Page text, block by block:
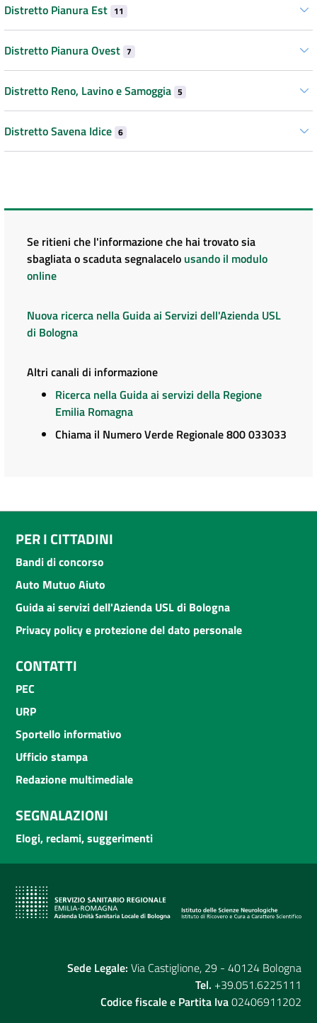
Distretto Pianura Est 11
Distretto Pianura Ovest 7
Distretto Reno, Lavino e Samoggia 5
Distretto Savena Idice 6
Se ritieni che l'informazione che hai trovato sia
sbagliata o scaduta segnalacelo usando il modulo
online
Nuova ricerca nella Guida ai Servizi dell'Azienda USL
di Bologna
Altri canali di informazione
Ricerca nella Guida ai servizi della Regione
Emilia Romagna
Chiama il Numero Verde Regionale 800 033033
PER I CITTADINI
Bandi di concorso
Auto Mutuo Aiuto
Guida ai servizi dell'Azienda USL di Bologna
Privacy policy e protezione del dato personale
CONTATTI
PEC
URP
Sportello informativo
Ufficio stampa
Redazione multimediale
SEGNALAZIONI
Elogi, reclami, suggerimenti
Sede Legale: Via Castiglione, 29 - 40124 Bologna
Tel. +39.051.6225111
Codice fiscale e Partita Iva02406911202